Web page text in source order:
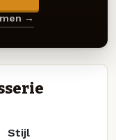
→
Stijl